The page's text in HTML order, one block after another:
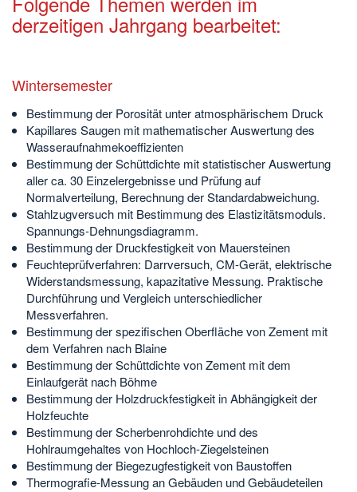
derzeitigen Jahrgang bearbeitet:
Wintersemester
Bestimmung der Porosität unter atmosphärischem Druck
Kapillares Saugen mit mathematischer Auswertung des
Wasseraufnahmekoeffizienten
Bestimmung der Schüttdichte mit statistischer Auswertung
aller ca. 30 Einzelergebnisse und Prüfung auf
Normalverteilung, Berechnung der Standardabweichung.
Stahlzugversuch mit Bestimmung des Elastizitätsmoduls.
Spannungs-Dehnungsdiagramm.
Bestimmung der Druckfestigkeit von Mauersteinen
Feuchteprüfverfahren: Darrversuch, CM-Gerät, elektrische
Widerstandsmessung, kapazitative Messung. Praktische
Durchführung und Vergleich unterschiedlicher
Messverfahren.
Bestimmung der spezifischen Oberfläche von Zement mit
dem Verfahren nach Blaine
Bestimmung der Schüttdichte von Zement mit dem
Einlaufgerät nach Böhme
Bestimmung der Holzdruckfestigkeit in Abhängigkeit der
Holzfeuchte
Bestimmung der Scherbenrohdichte und des
Hohlraumgehaltes von Hochloch-Ziegelsteinen
Bestimmung der Biegezugfestigkeit von Baustoffen
Thermografie-Messung an Gebäuden und Gebäudeteilen